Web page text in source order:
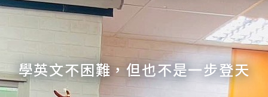
學英文不困難，但也不是一步登天